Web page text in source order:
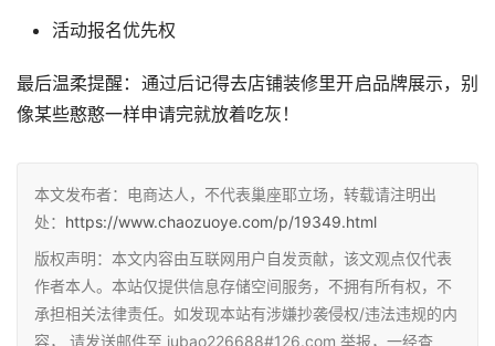
活动报名优先权
最后温柔提醒：通过后记得去店铺装修里开启品牌展示，别
像某些憨憨一样申请完就放着吃灰！
本文发布者：电商达人，不代表巢座耶立场，转载请注明出
处： https://www.chaozuoye.com/p/19349.html
版权声明：本文内容由互联网用户自发贡献，该文观点仅代表
作者本人。本站仅提供信息存储空间服务，不拥有所有权，不
承担相关法律责任。如发现本站有涉嫌抄袭侵权/违法违规的内
容， 请发送邮件至 jubao226688#126.com 举报，一经查